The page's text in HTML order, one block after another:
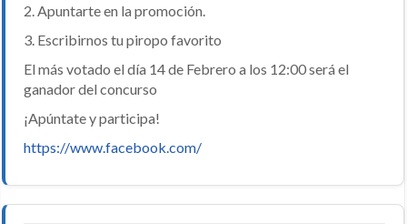
2. Apuntarte en la promoción.
3. Escribirnos tu piropo favorito
El más votado el día 14 de Febrero a los 12:00 será el
ganador del concurso
¡Apúntate y participa!
https://www.facebook.com/